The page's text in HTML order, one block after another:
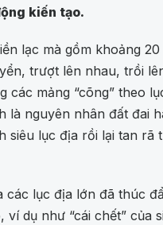
kiến tạo.
lạc mà gồm khoảng
trượt lên nhau, trồi
các mảng “cõng” theo
là nguyên nhân đất đai
siêu lục địa rồi lại tan rã
các lục địa lớn đã thúc
dụ như “cái chết” của